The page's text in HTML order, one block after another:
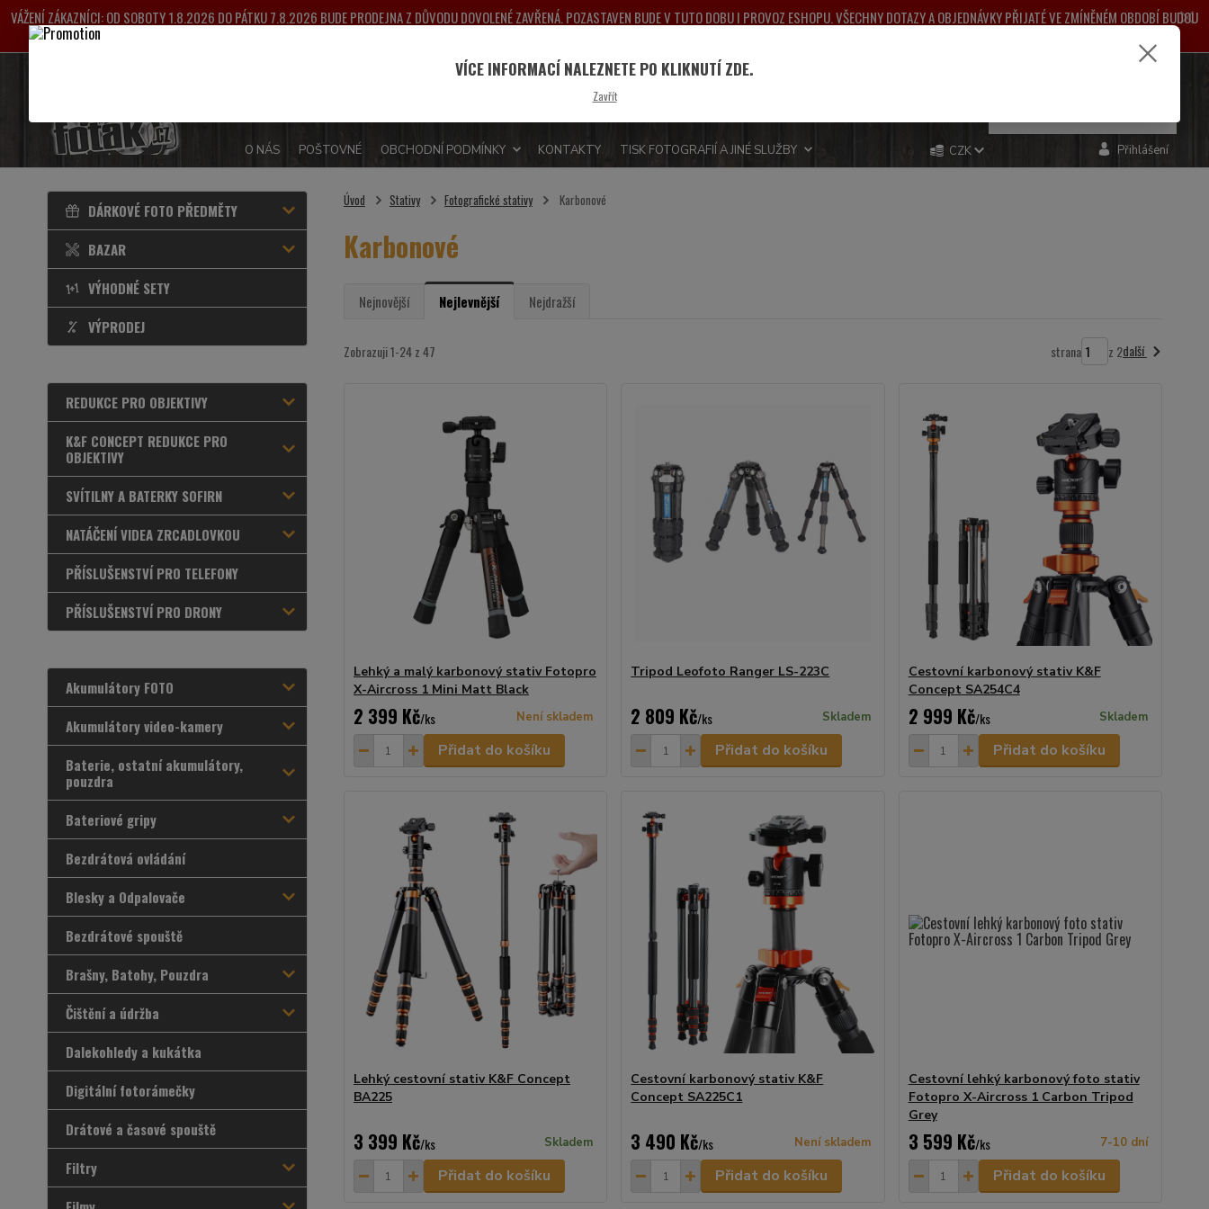
VÁŽENÍ ZÁKAZNÍCI: OD SOBOTY 1.8.2026 DO PÁTKU 7.8.2026 BUDE PRODEJNA Z DŮVODU DOVOLENÉ ZAVŘENÁ. POZASTAVEN BUDE V TUTO DOBU I PROVOZ ESHOPU. VŠECHNY DOTAZY A OBJEDNÁVKY PŘIJATÉ VE ZMÍNĚNÉM OBDOBÍ BUDOU
O NÁS POŠTOVNÉ OBCHODNÍ PODMÍNKY KONTAKTY TISK FOTOGRAFIÍ A JINÉ SLUŽBY CZK Přihlášení
DÁRKOVÉ FOTO PŘEDMĚTY
BAZAR
VÝHODNÉ SETY
VÝPRODEJ
REDUKCE PRO OBJEKTIVY
K&F CONCEPT REDUKCE PRO
OBJEKTIVY
SVÍTILNY A BATERKY SOFIRN
NATÁČENÍ VIDEA ZRCADLOVKOU
PŘÍSLUŠENSTVÍ PRO TELEFONY
PŘÍSLUŠENSTVÍ PRO DRONY
Akumulátory FOTO
Akumulátory video-kamery
Baterie, ostatní akumulátory,
pouzdra
Bateriové gripy
Bezdrátová ovládání
Blesky a Odpalovače
Bezdrátové spouště
Brašny, Batohy, Pouzdra
Čištění a údržba
Dalekohledy a kukátka
Digitální fotorámečky
Drátové a časové spouště
Filtry
Úvod Stativy Fotografické stativy Karbonové
Karbonové
Nejnovější Nejlevnější Nejdražší
Zobrazuji 1-24 z 47 strana z 2další
Lehký a malý karbonový stativ Fotopro
X-Aircross 1 Mini Matt Black
2 399 Kč/ks Není skladem
Přidat do košíku
Tripod Leofoto Ranger LS-223C
2 809 Kč/ks Skladem
Přidat do košíku
Cestovní karbonový stativ K&F
Concept SA254C4
2 999 Kč/ks Skladem
Přidat do košíku
Lehký cestovní stativ K&F Concept
BA225
3 399 Kč/ks Skladem
Přidat do košíku
Cestovní karbonový stativ K&F
Concept SA225C1
3 490 Kč/ks Není skladem
Přidat do košíku
Cestovní lehký karbonový foto stativ
Fotopro X-Aircross 1 Carbon Tripod
Grey
3 599 Kč/ks 7-10 dní
Přidat do košíku
VÍCE INFORMACÍ NALEZNETE PO KLIKNUTÍ ZDE.
Zavřít